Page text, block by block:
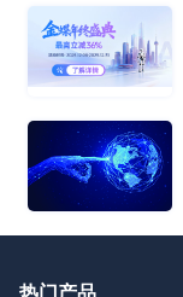
热门产品